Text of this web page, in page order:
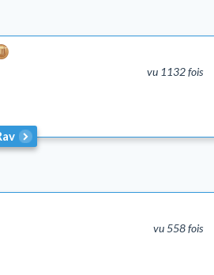
vu 1132 fois
vu 558 fois